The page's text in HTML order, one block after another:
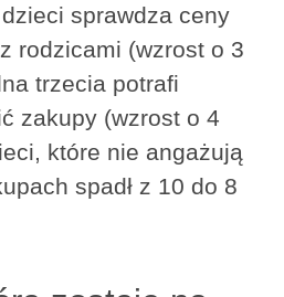
sprawdza ceny
rodzicami (wzrost o 3
trzecia potrafi
zakupy (wzrost o 4
które nie angażują
spadł z 10 do 8